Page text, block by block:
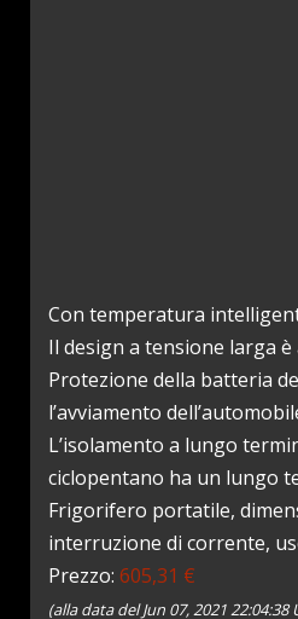
Con temperatura
Il design a tensione larga
Protezione della batteria
l’avviamento
L’isolamento a lungo
ciclopentano ha un lungo
Frigorifero portatile,
interruzione di corrente,
Prezzo:605,31 €
(alla data del Jun 07, 2021 22:04:38